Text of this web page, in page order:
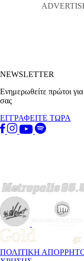
NEWSLETTER
Ενημερωθείτε πρώτοι
σας
ΕΓΓΡΑΦΕΙΤΕ ΤΩΡΑ
ΠΟΛΙΤΙΚΗ